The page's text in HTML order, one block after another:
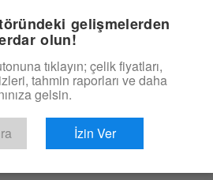
Deneyin
gelişmelerden
olun!
tıklayın; çelik fiyatları,
tahmin raporları ve daha
gelsin.
İzin Ver